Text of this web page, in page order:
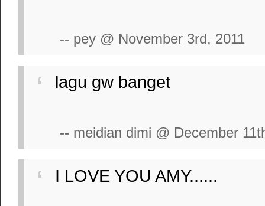
-- pey @ November 3rd, 2011
lagu gw banget
-- meidian dimi @ December
I LOVE YOU AMY......